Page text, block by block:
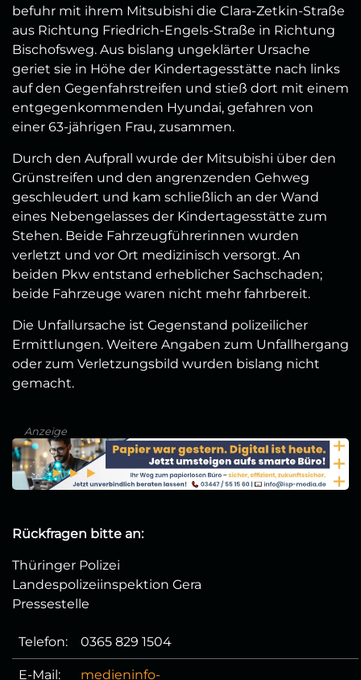
befuhr mit ihrem Mitsubishi die Clara‑Zetkin‑Straße
aus Richtung Friedrich‑Engels‑Straße in Richtung
Bischofsweg. Aus bislang ungeklärter Ursache
geriet sie in Höhe der Kindertagesstätte nach links
auf den Gegenfahrstreifen und stieß dort mit einem
entgegenkommenden Hyundai, gefahren von
einer 63‑jährigen Frau, zusammen.
Durch den Aufprall wurde der Mitsubishi über den
Grünstreifen und den angrenzenden Gehweg
geschleudert und kam schließlich an der Wand
eines Nebengelasses der Kindertagesstätte zum
Stehen. Beide Fahrzeugführerinnen wurden
verletzt und vor Ort medizinisch versorgt. An
beiden Pkw entstand erheblicher Sachschaden;
beide Fahrzeuge waren nicht mehr fahrbereit.
Die Unfallursache ist Gegenstand polizeilicher
Ermittlungen. Weitere Angaben zum Unfallhergang
oder zum Verletzungsbild wurden bislang nicht
gemacht.
Anzeige
Rückfragen bitte an:
Thüringer Polizei
Landespolizeiinspektion Gera
Pressestelle
Telefon: 0365 829 1504
E-Mail:
medieninfo-